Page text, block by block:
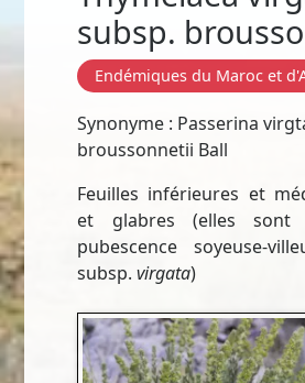
subsp.
Endémiques du Maroc et
Synonyme : Passerina
broussonnetii Ball
Feuilles inférieures et
et glabres (elles sont
pubescence soyeuse-
subsp.virgata)